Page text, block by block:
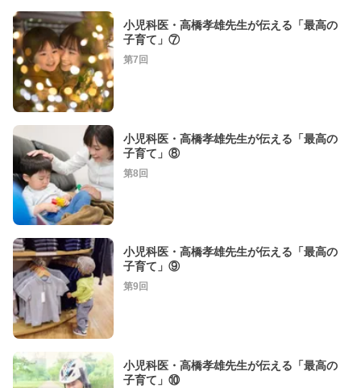
小児科医・高橋孝雄先生が伝える「最高の
子育て」⑦
第7回
小児科医・高橋孝雄先生が伝える「最高の
子育て」⑧
第8回
小児科医・高橋孝雄先生が伝える「最高の
子育て」⑨
第9回
小児科医・高橋孝雄先生が伝える「最高の
子育て」⑩